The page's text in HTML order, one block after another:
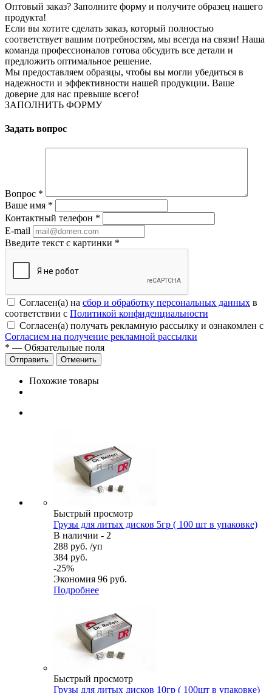
Оптовый заказ? Заполните форму и получите образец нашего
продукта!
Если вы хотите сделать заказ, который полностью
соответствует вашим потребностям, мы всегда на связи! Наша
команда профессионалов готова обсудить все детали и
предложить оптимальное решение.
Мы предоставляем образцы, чтобы вы могли убедиться в
надежности и эффективности нашей продукции. Ваше
доверие для нас превыше всего!
ЗАПОЛНИТЬ ФОРМУ
Задать вопрос
Вопрос *
Ваше имя *
Контактный телефон *
E-mail
Введите текст с картинки *
Согласен(а) на сбор и обработку персональных данных в
соответствии с Политикой конфиденциальности
Согласен(а) получать рекламную рассылку и ознакомлен с
Согласием на получение рекламной рассылки
* — Обязательные поля
Отменить
Похожие товары
Быстрый просмотр
Грузы для литых дисков 5гр ( 100 шт в упаковке)
В наличии - 2
288 руб. /уп
384 руб.
-25%
Экономия 96 руб.
Подробнее
Быстрый просмотр
Грузы для литых дисков 10гр ( 100шт в упаковке)